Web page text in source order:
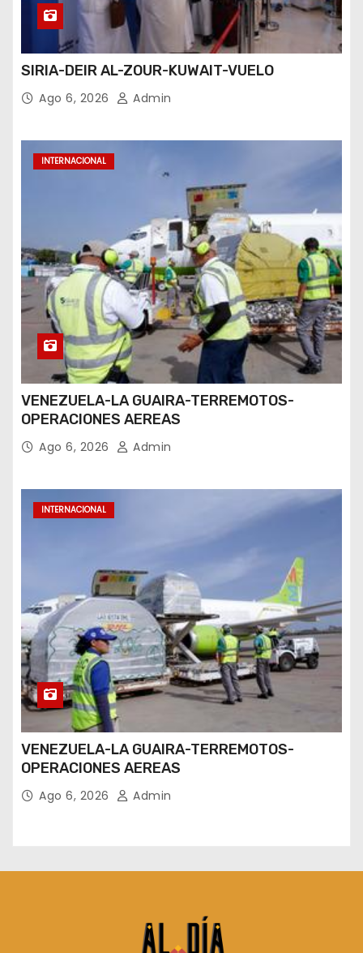
SIRIA-DEIR AL-ZOUR-KUWAIT-VUELO
Ago 6, 2026 Admin
INTERNACIONAL
VENEZUELA-LA GUAIRA-TERREMOTOS-
OPERACIONES AEREAS
Ago 6, 2026 Admin
INTERNACIONAL
VENEZUELA-LA GUAIRA-TERREMOTOS-
OPERACIONES AEREAS
Ago 6, 2026 Admin